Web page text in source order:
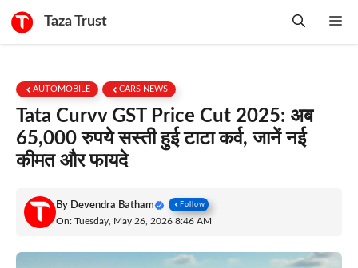
Taza Trust
AUTOMOBILE CARS NEWS
Tata Curvv GST Price Cut 2025: अब
65,000 रुपये सस्ती हुई टाटा कर्व, जानें नई
कीमत और फायदे
By Devendra Batham Follow
On: Tuesday, May 26, 2026 8:46 AM